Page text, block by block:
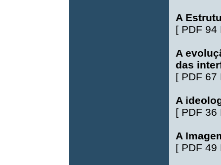
A
[ PDF 94
A
das
[ PDF 67
A
[ PDF 36
A
[ PDF 49